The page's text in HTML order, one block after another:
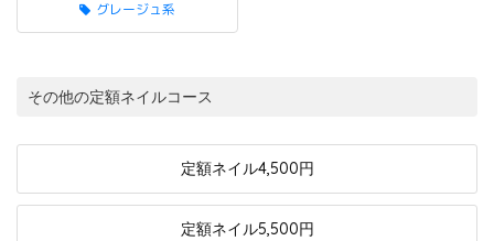
グレージュ系
その他の定額ネイルコース
定額ネイル4,500円
定額ネイル5,500円